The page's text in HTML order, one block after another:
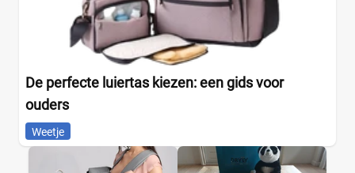
De perfecte luiertas kiezen: een gids voor
ouders
Weetje